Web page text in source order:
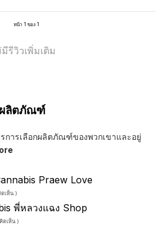
หน้า 1 ของ 1
รีวิวเพิ่มเติม
ผลิตภัณฑ์
การเลือกผลิตภัณฑ์ของพวกเขาและอยู่
Praew Love
เห็น )
พี่หลวงแฉง Shop
ดเห็น )